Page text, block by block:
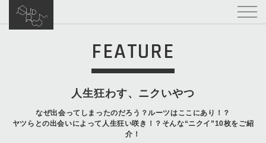
FEATURE
人生狂わす、ニクいやつ
なぜ出会ってしまったのだろう？ルーツはここにあり！？
ヤツらとの出会いによって人生狂い咲き！？そんな“ニクイ”10枚をご紹
介！